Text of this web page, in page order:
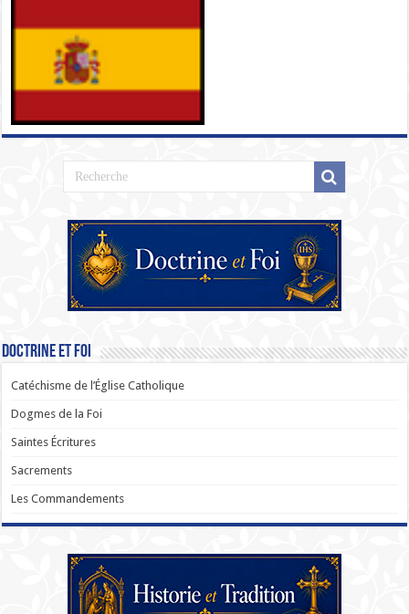
Doctrine et Foi
Catéchisme de l’Église Catholique
Dogmes de la Foi
Saintes Écritures
Sacrements
Les Commandements